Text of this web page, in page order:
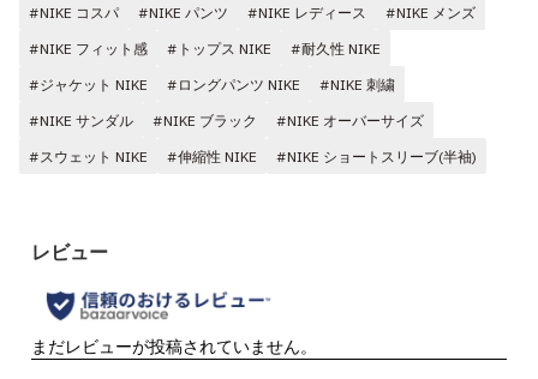
#NIKE コスパ
#NIKE パンツ #NIKE レディース
#NIKE メンズ
#NIKE フィット感
#トップス NIKE
#耐久性 NIKE
#ジャケット NIKE
#ロングパンツ NIKE
#NIKE 刺繍
#NIKE サンダル
#NIKE ブラック
#NIKE オーバーサイズ
#スウェット NIKE
#伸縮性 NIKE #NIKE ショートスリーブ(半袖)